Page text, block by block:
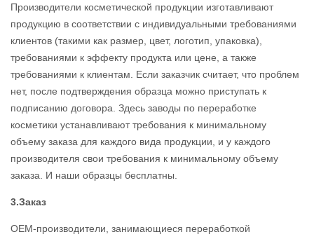
Производители косметической продукции изготавливают
продукцию в соответствии с индивидуальными требованиями
клиентов (такими как размер, цвет, логотип, упаковка),
требованиями к эффекту продукта или цене, а также
требованиями к клиентам. Если заказчик считает, что проблем
нет, после подтверждения образца можно приступать к
подписанию договора. Здесь заводы по переработке
косметики устанавливают требования к минимальному
объему заказа для каждого вида продукции, и у каждого
производителя свои требования к минимальному объему
заказа. И наши образцы бесплатны.
3.Заказ
OEM-производители, занимающиеся переработкой